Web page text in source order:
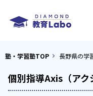
塾・学習塾TOP 長野県の学
個別指導Axis（アク